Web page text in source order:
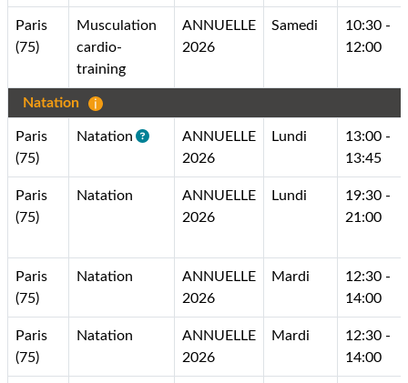
Paris
(75)
Musculation
cardio-
training
ANNUELLE
2026
Samedi
10:30 -
12:00
Natation
Paris
(75)
Natation
ANNUELLE
2026
Lundi
13:00 -
13:45
Paris
(75)
Natation
ANNUELLE
2026
Lundi
19:30 -
21:00
Paris
(75)
Natation
ANNUELLE
2026
Mardi
12:30 -
14:00
Paris
(75)
Natation
ANNUELLE
2026
Mardi
12:30 -
14:00